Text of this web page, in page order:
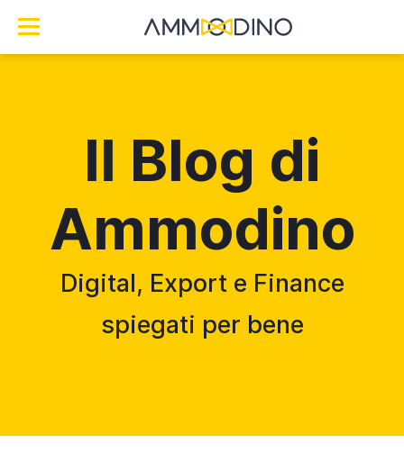
Il Blog di
Ammodino
Digital, Export e Finance
spiegati per bene